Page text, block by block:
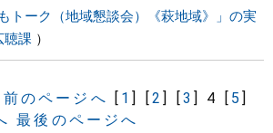
トーク（地域懇談会）《萩地域》」の実
聴課
前のページへ [ 1] [2] [3] 4 [ 5]
最後のページへ